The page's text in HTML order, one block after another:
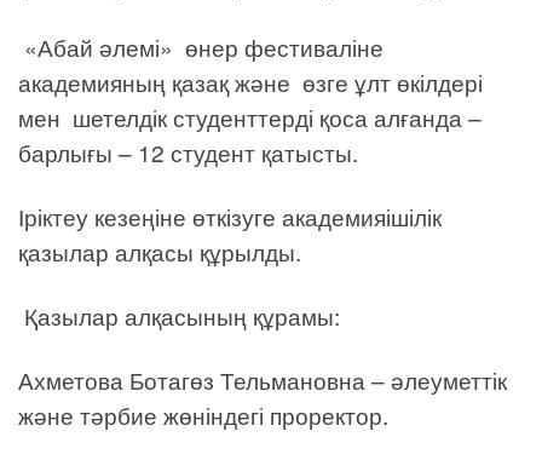
«Абай әлемі» өнер фестиваліне
академияның қазақ және өзге ұлт өкілдері
мен шетелдік студенттерді қоса алғанда –
барлығы – 12 студент қатысты.
Іріктеу кезеңіне өткізуге академияішілік
қазылар алқасы құрылды.
Қазылар алқасының құрамы:
Ахметова Ботагөз Тельмановна – әлеуметтік
және тәрбие жөніндегі проректор.